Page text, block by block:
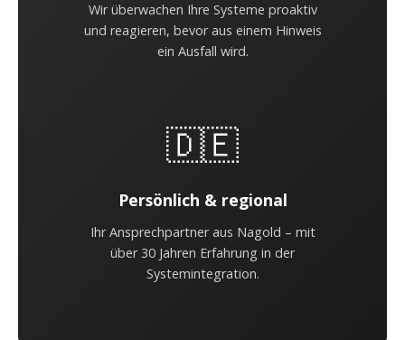
Wir überwachen Ihre Systeme proaktiv
und reagieren, bevor aus einem Hinweis
ein Ausfall wird.
🇩🇪
Persönlich & regional
Ihr Ansprechpartner aus Nagold – mit
über 30 Jahren Erfahrung in der
Systemintegration.